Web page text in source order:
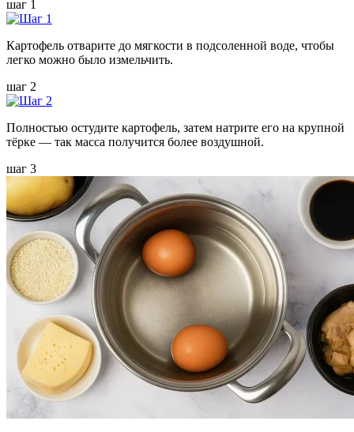
шаг 1
Картофель отварите до мягкости в подсоленной воде, чтобы
легко можно было измельчить.
шаг 2
Полностью остудите картофель, затем натрите его на крупной
тёрке — так масса получится более воздушной.
шаг 3